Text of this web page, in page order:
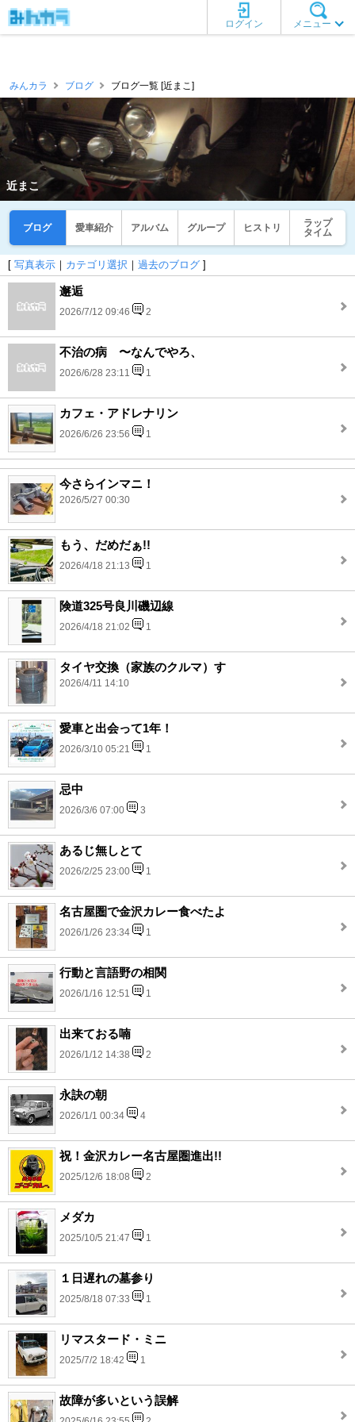
メニュー
ログイン
みんカラ ブログ ブログ一覧 [近まこ]
近まこ
ブログ 愛車紹介 アルバム グループ ヒストリ
ラップ
タイム
[ 写真表示 ｜ カテゴリ選択 ｜ 過去のブログ ]
邂逅
2026/7/12 09:46 2
不治の病 〜なんでやろ、
2026/6/28 23:11 1
カフェ・アドレナリン
2026/6/26 23:56 1
今さらインマニ！
2026/5/27 00:30
もう、だめだぁ!!
2026/4/18 21:13 1
険道325号良川磯辺線
2026/4/18 21:02 1
タイヤ交換（家族のクルマ）す
2026/4/11 14:10
愛車と出会って1年！
2026/3/10 05:21 1
忌中
2026/3/6 07:00 3
あるじ無しとて
2026/2/25 23:00 1
名古屋圏で金沢カレー食べたよ
2026/1/26 23:34 1
行動と言語野の相関
2026/1/16 12:51 1
出来ておる喃
2026/1/12 14:38 2
永訣の朝
2026/1/1 00:34 4
祝！金沢カレー名古屋圏進出!!
2025/12/6 18:08 2
メダカ
2025/10/5 21:47 1
１日遅れの墓参り
2025/8/18 07:33 1
リマスタード・ミニ
2025/7/2 18:42 1
故障が多いという誤解